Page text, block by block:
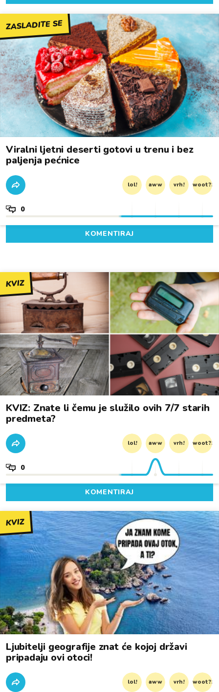
ZASLADITE SE
Viralni ljetni deserti gotovi u trenu i bez
paljenja pećnice
lol! aww vrh! woot?!
0
KOMENTIRAJ
KVIZ
KVIZ: Znate li čemu je služilo ovih 7/7 starih
predmeta?
lol! aww vrh! woot?!
0
KOMENTIRAJ
KVIZ
Ljubitelji geografije znat će kojoj državi
pripadaju ovi otoci!
lol! aww vrh! woot?!